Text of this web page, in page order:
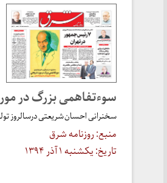
سوء‌تفاهمی بزرگ در
سخنرانی احسان شریعتی درسالروز
منبع: روزنامه شرق
تاریخ: یکشنبه ۱ آذر ۱۳۹۴